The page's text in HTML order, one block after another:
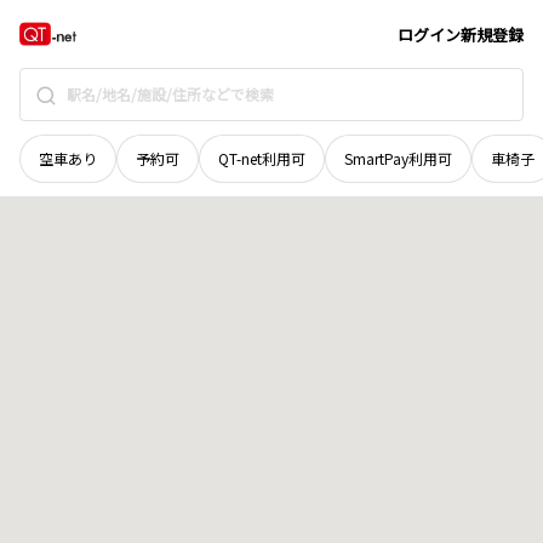
ログイン新規登録
空車あり 予約可 QT-net利用可 SmartPay利用可 車椅子
宮城県